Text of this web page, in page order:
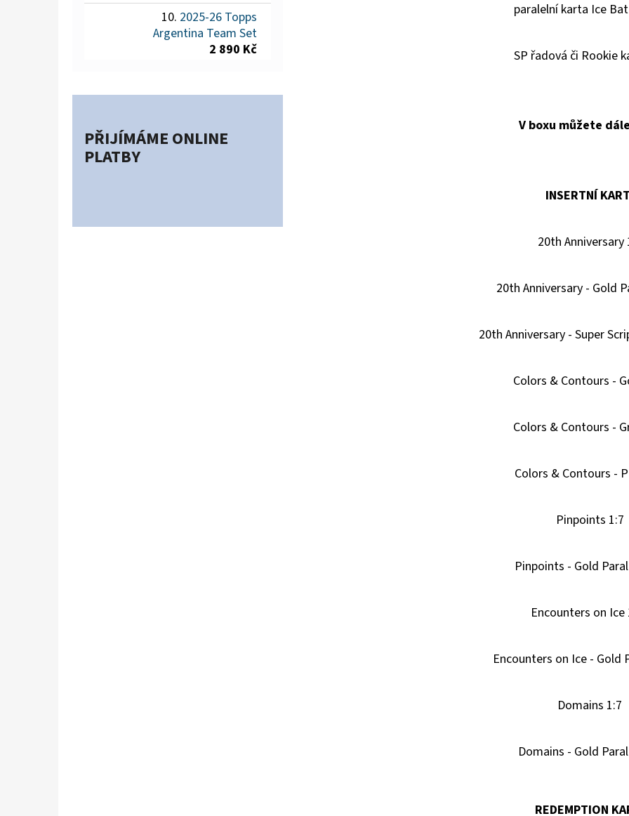
2025-26 Topps
Argentina Team Set
2 890 Kč
PŘIJÍMÁME ONLINE
PLATBY
paralelní karta Ice
SP řadová či Rookie
V boxu můžete
INSERTNÍ
20th Anniversary
20th Anniversary - Gold
20th Anniversary - Super
Colors & Contours -
Colors & Contours -
Colors & Contours -
Pinpoints 1:7
Pinpoints - Gold
Encounters on
Encounters on Ice - Gold
Domains 1:7
Domains - Gold
REDEMPTION